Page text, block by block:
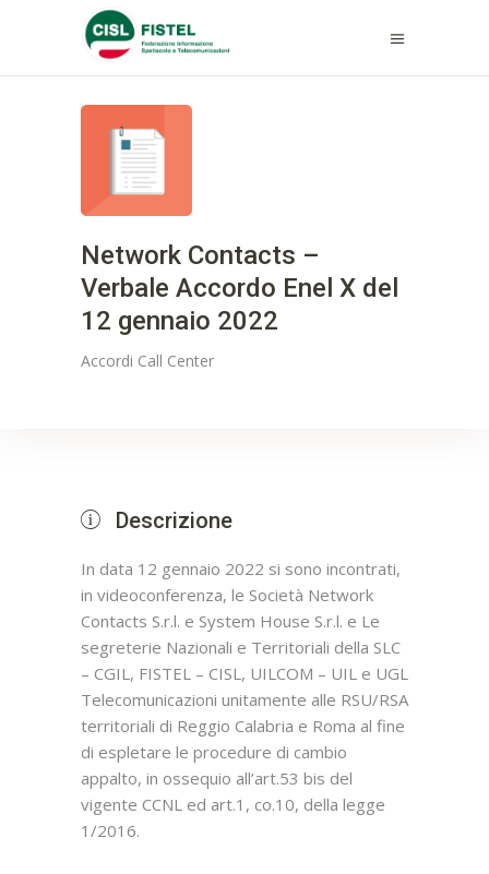
Network Contacts –
Verbale Accordo Enel X del
12 gennaio 2022
Accordi Call Center
Descrizione
In data 12 gennaio 2022 si sono incontrati,
in videoconferenza, le Società Network
Contacts S.r.l. e System House S.r.l. e Le
segreterie Nazionali e Territoriali della SLC
– CGIL, FISTEL – CISL, UILCOM – UIL e UGL
Telecomunicazioni unitamente alle RSU/RSA
territoriali di Reggio Calabria e Roma al fine
di espletare le procedure di cambio
appalto, in ossequio all’art.53 bis del
vigente CCNL ed art.1, co.10, della legge
1/2016.